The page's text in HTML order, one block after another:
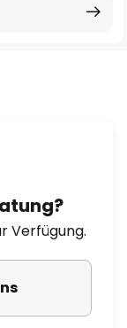
Verfügung.